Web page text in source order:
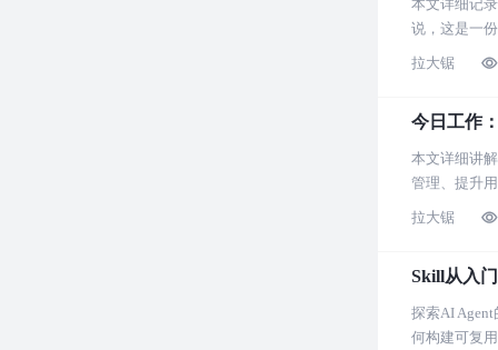
本文详细记
说，这是一
拉大锯
今日工作
本文详细讲
管理、提升
拉大锯
Skill从入
探索AI
何构建可复